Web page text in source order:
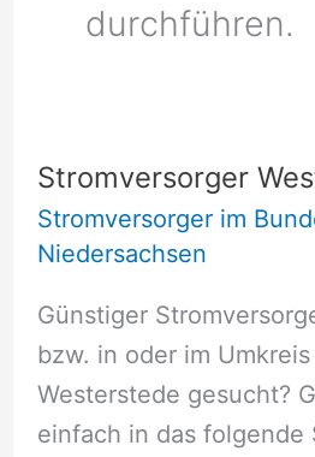
durchführen.
Stromversorger
Stromversorger im
Niedersachsen
Günstiger
bzw. in oder im
Westerstede gesucht?
einfach in das folgende